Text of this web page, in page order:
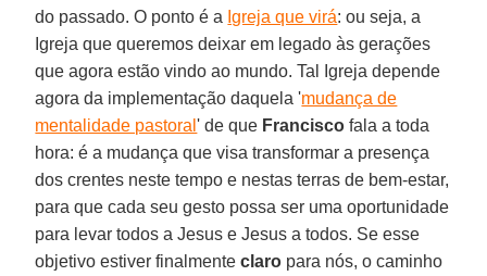
do passado. O ponto é a Igreja que virá: ou seja, a
Igreja que queremos deixar em legado às gerações
que agora estão vindo ao mundo. Tal Igreja depende
agora da implementação daquela 'mudança de
mentalidade pastoral' de que Francisco fala a toda
hora: é a mudança que visa transformar a presença
dos crentes neste tempo e nestas terras de bem-estar,
para que cada seu gesto possa ser uma oportunidade
para levar todos a Jesus e Jesus a todos. Se esse
objetivo estiver finalmenteclaro para nós, o caminho